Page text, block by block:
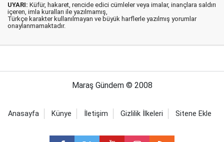
UYARI: Küfür, hakaret, rencide edici cümleler veya imalar, inançlara saldırı
içeren, imla kuralları ile yazılmamış,
Türkçe karakter kullanılmayan ve büyük harflerle yazılmış yorumlar
onaylanmamaktadır.
Maraş Gündem © 2008
Anasayfa Künye İletişim Gizlilik İlkeleri Sitene Ekle